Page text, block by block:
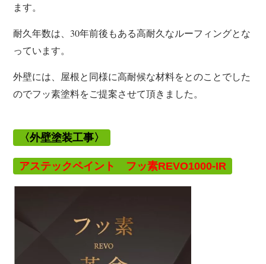
ます。
耐久年数は、30年前後もある高耐久なルーフィングとな
っています。
外壁には、屋根と同様に高耐候な材料をとのことでした
のでフッ素塗料をご提案させて頂きました。
〈外壁塗装工事〉
アステックペイント フッ素REVO1000-IR